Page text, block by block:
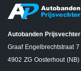
Autobanden Prijsvechter
Graaf Engelbrechtstraat 7
4902 ZG Oosterhout (NB)